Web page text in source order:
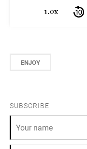
1.0x
ENJOY
SUBSCRIBE